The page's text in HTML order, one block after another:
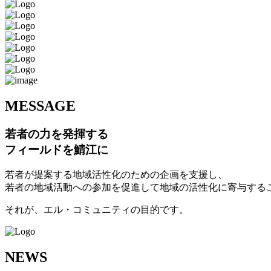
MESSAGE
若者の力を発揮する
フィールドを鯖江に
若者が提案する地域活性化のための企画を支援し、
若者の地域活動への参加を促進して地域の活性化に寄与する
それが、エル・コミュニティの目的です。
NEWS